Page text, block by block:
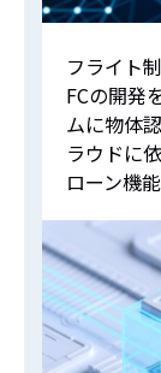
フライト
FCの開発
ムに物体
ラウドに
ローン機